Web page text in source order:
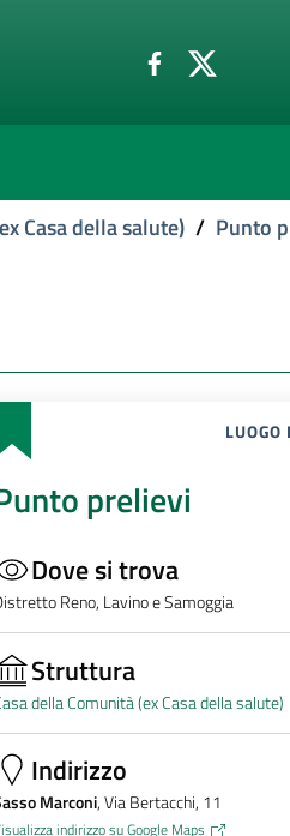
Casa della salute) / Punto
LUOGO
prelievi
Dove si trova
Reno, Lavino e Samoggia
Struttura
della Comunità (ex Casa della salute)
Indirizzo
Marconi, Via Bertacchi, 11
indirizzo su Google Maps